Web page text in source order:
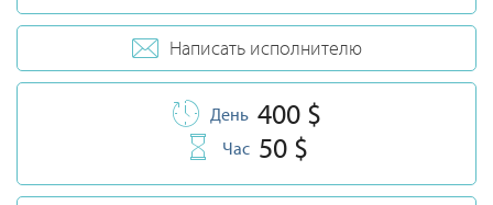
Написать исполнителю
День 400 $
Час 50 $